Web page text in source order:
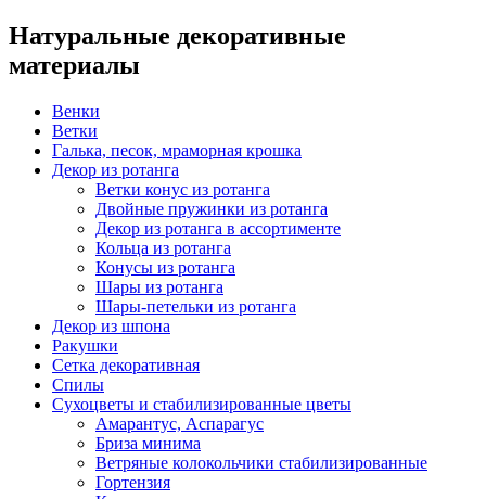
Натуральные декоративные
материалы
Венки
Ветки
Галька, песок, мраморная крошка
Декор из ротанга
Ветки конус из ротанга
Двойные пружинки из ротанга
Декор из ротанга в ассортименте
Кольца из ротанга
Конусы из ротанга
Шары из ротанга
Шары-петельки из ротанга
Декор из шпона
Ракушки
Сетка декоративная
Спилы
Сухоцветы и стабилизированные цветы
Амарантус, Аспарагус
Бриза минима
Ветряные колокольчики стабилизированные
Гортензия